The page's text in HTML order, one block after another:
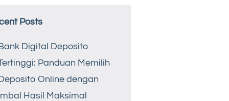
Posts
Digital Deposito
Panduan Memilih
Online dengan
Hasil Maksimal